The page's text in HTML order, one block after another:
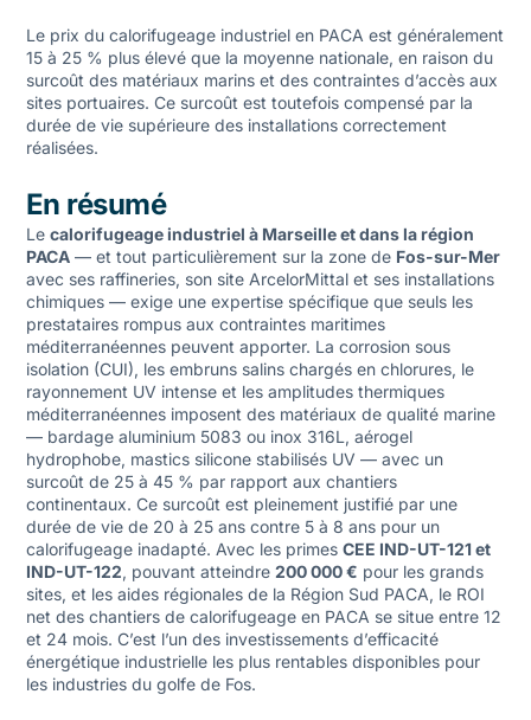
Le prix du calorifugeage industrielen PACA est généralement
15 à 25 % plus élevé que la moyenne nationale, en raison du
surcoût des matériaux marins et des contraintes d’accès aux
sites portuaires. Ce surcoût est toutefois compensé par la
durée de vie supérieure des installations correctement
réalisées.
En résumé
Le calorifugeage industriel à Marseille et dans la région
PACA— et tout particulièrement sur la zone de Fos-sur-Mer
avec ses raffineries, son site ArcelorMittal et ses installations
chimiques — exige une expertise spécifique que seuls les
prestataires rompus aux contraintes maritimes
méditerranéennes peuvent apporter. La corrosion sous
isolation (CUI), les embruns salins chargés en chlorures, le
rayonnement UV intense et les amplitudes thermiques
méditerranéennes imposent des matériaux de qualité marine
— bardage aluminium 5083 ou inox 316L, aérogel
hydrophobe, mastics silicone stabilisés UV — avec un
surcoût de 25 à 45 % par rapport aux chantiers
continentaux. Ce surcoût est pleinement justifié par une
durée de vie de 20 à 25 ans contre 5 à 8 ans pour un
calorifugeage inadapté. Avec les primes CEE IND-UT-121 et
IND-UT-122, pouvant atteindre 200 000 € pour les grands
sites, et les aides régionales de la Région Sud PACA, le ROI
net des chantiers de calorifugeage en PACA se situe entre 12
et 24 mois. C’est l’un des investissements d’efficacité
énergétique industrielle les plus rentables disponibles pour
les industries du golfe de Fos.